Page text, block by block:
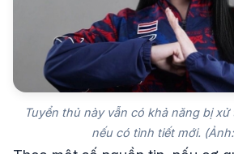
Tuyển thủ này vẫn có khả năng bị
nếu có tình tiết mới.